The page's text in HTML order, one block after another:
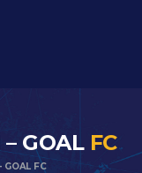
– GOAL FC
GOAL FC